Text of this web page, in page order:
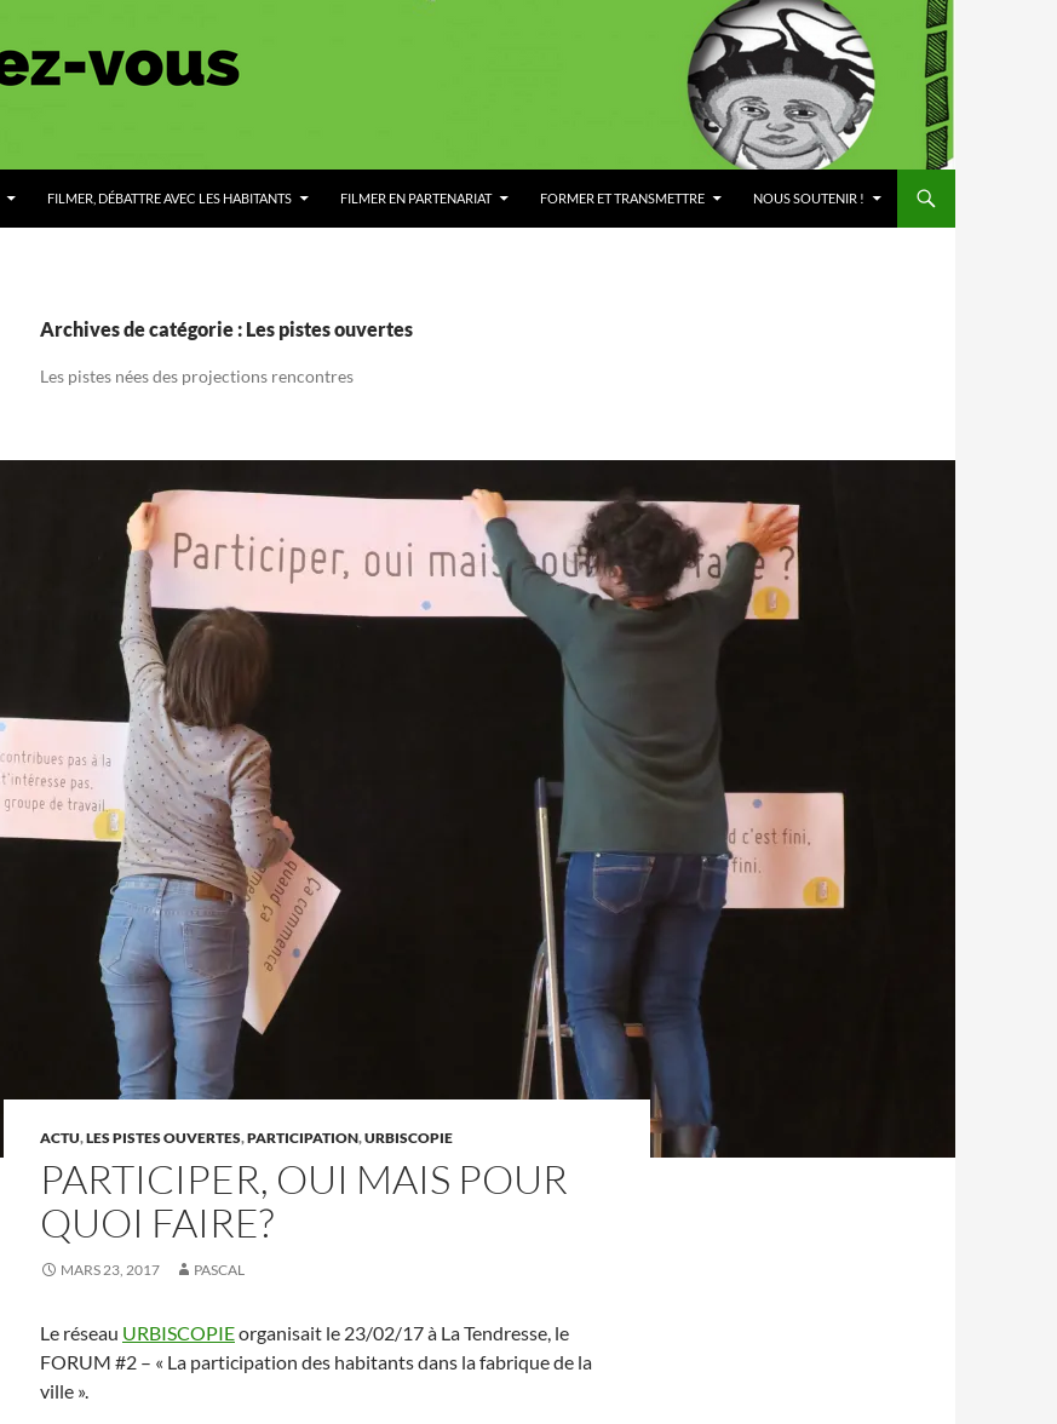
FILMER, DÉBATTRE AVEC LES HABITANTS FILMER EN PARTENARIAT FORMER ET TRANSMETTRE NOUS SOUTENIR !
Archives de catégorie : Les pistes ouvertes
Les pistes nées des projections rencontres
ACTU,LES PISTES OUVERTES,PARTICIPATION,URBISCOPIE
PARTICIPER, OUI MAIS POUR
QUOI FAIRE?
MARS 23, 2017 PASCAL
Le réseau URBISCOPIEorganisait le 23/02/17 à La Tendresse, le
FORUM #2 – « La participation des habitants dans la fabrique de la
ville ».